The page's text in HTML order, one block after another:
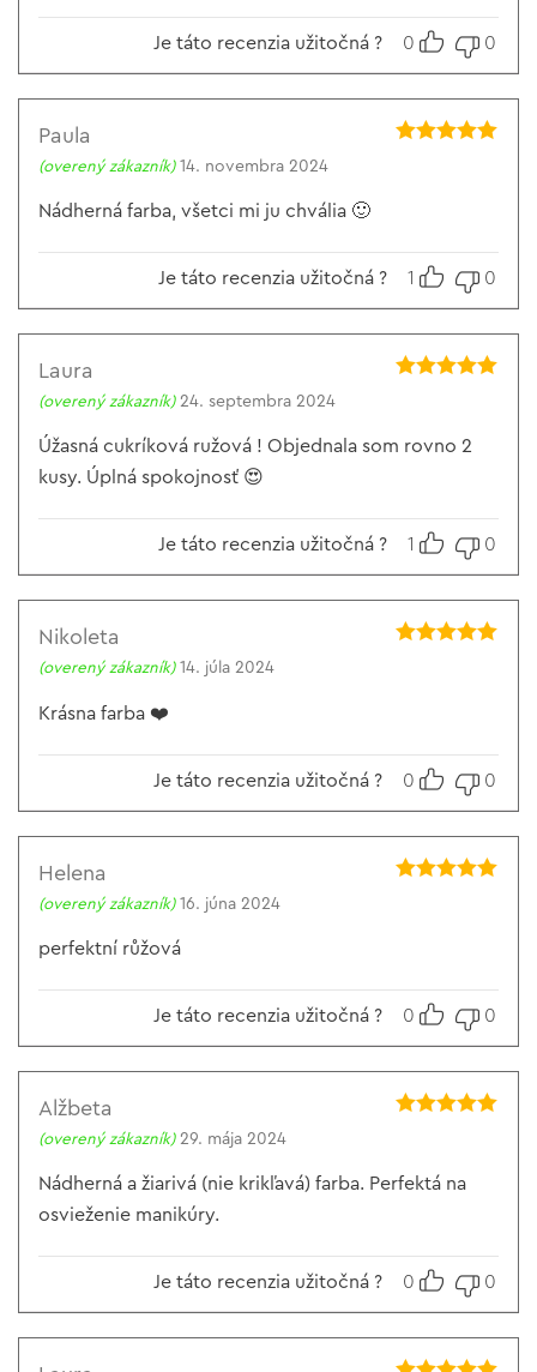
Je táto recenzia užitočná ? 0 0
Paula
(overený zákazník) 14. novembra 2024
Nádherná farba, všetci mi ju chvália 🙂
Je táto recenzia užitočná ? 1 0
Laura
(overený zákazník) 24. septembra 2024
Úžasná cukríková ružová ! Objednala som rovno 2
kusy. Úplná spokojnosť 😍
Je táto recenzia užitočná ? 1 0
Nikoleta
(overený zákazník) 14. júla 2024
Krásna farba ❤️
Je táto recenzia užitočná ? 0 0
Helena
(overený zákazník) 16. júna 2024
perfektní růžová
Je táto recenzia užitočná ? 0 0
Alžbeta
(overený zákazník) 29. mája 2024
Nádherná a žiarivá (nie krikľavá) farba. Perfektá na
osvieženie manikúry.
Je táto recenzia užitočná ? 0 0